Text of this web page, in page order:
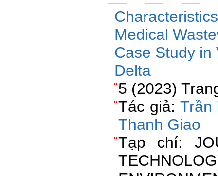
Medical
Case Study in
Delta
5 (2023)
Tác giả: Trần
Thanh Giao
Tạp chí: